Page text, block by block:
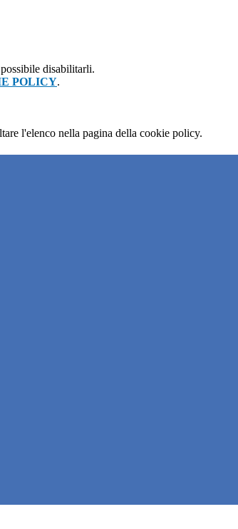
disabilitarli.
POLICY.
l'elenco nella pagina della cookie policy.